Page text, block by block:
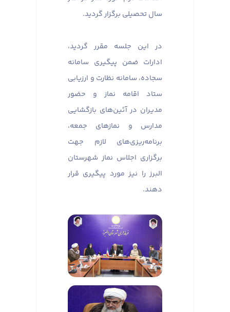
سال تحصیلی برگزار گردید.
در این جلسه مقرر گردید،
ادارات ضمن پیگیری سامانه
سجاده، سامانه نظارت و ارزیابی
ستاد اقامه نماز و حضور
مدیران در آئین‌های بازگشایی
مدارس و نماز‌های جمعه،
برنامه‌ریزی‌های لازم جهت
برگزاری اجلاس نماز شهرستان
البرز را نیز مورد پیگیری قرار
دهند.